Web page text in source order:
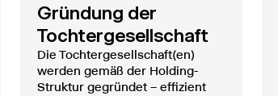
Gründung der
Tochtergesellschaft
Die Tochtergesellschaft(en)
werden gemäß der Holding-
Struktur gegründet – effizient